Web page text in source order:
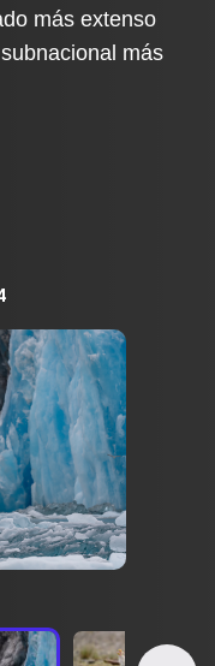
más extenso
más